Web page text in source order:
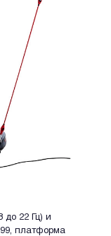
до 22 Гц) и
платформа